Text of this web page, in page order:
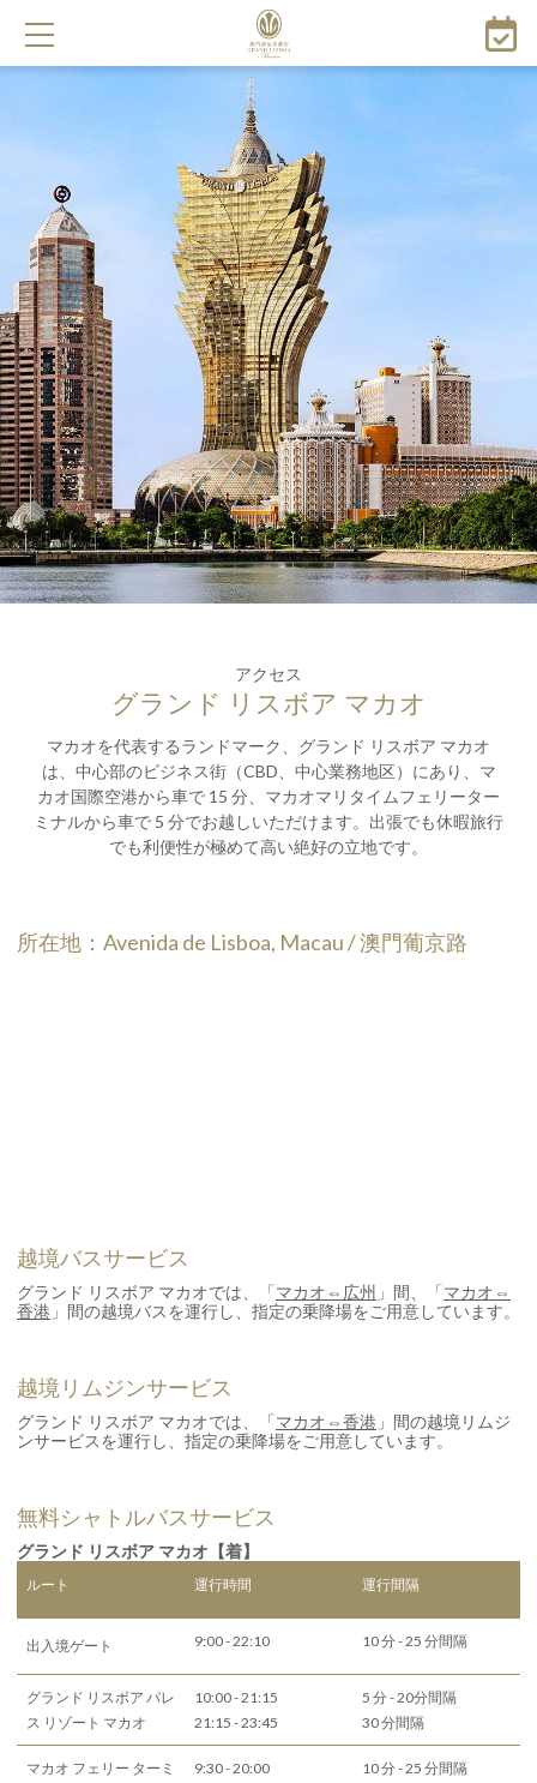
移
動
アクセス
グランド リスボア マカオ
マカオを代表するランドマーク、グランド リスボア マカオ
は、中心部のビジネス街（CBD、中心業務地区）にあり、マ
カオ国際空港から車で 15 分、マカオマリタイムフェリーター
ミナルから車で 5 分でお越しいただけます。出張でも休暇旅行
でも利便性が極めて高い絶好の立地です。
所在地：Avenida de Lisboa, Macau / 澳門葡京路
越境バスサービス
グランド リスボア マカオでは、「マカオ⇔広州 」間、「マカオ⇔
香港 」間の越境バスを運行し、指定の乗降場をご用意しています。
越境リムジンサービス
グランド リスボア マカオでは、「マカオ⇔香港 」間の越境リムジ
ンサービスを運行し、指定の乗降場をご用意しています。
無料シャトルバスサービス
グランド リスボア マカオ【着】
ルート 運行時間 運行間隔
出入境ゲート 9:00 - 22:10 10 分 - 25 分間隔
グランド リスボア パレ
ス リゾート マカオ
10:00 - 21:15
21:15 - 23:45
5 分 - 20分間隔
30 分間隔
マカオ フェリー ターミ
9:30 - 20:00 10 分 - 25 分間隔